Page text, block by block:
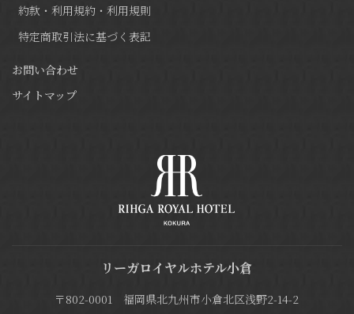
約款・利用規約・利用規則
特定商取引法に基づく表記
お問い合わせ
サイトマップ
リーガロイヤルホテル小倉
〒802-0001 福岡県北九州市小倉北区浅野2-14-2